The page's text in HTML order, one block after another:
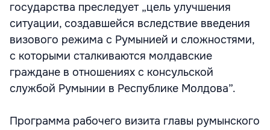
государства преследует „цель улучшения
ситуации, создавшейся вследствие введения
визового режима с Румынией и сложностями,
с которыми сталкиваются молдавские
граждане в отношениях с консульской
службой Румынии в Республике Молдова”.
Программа рабочего визита главы румынского